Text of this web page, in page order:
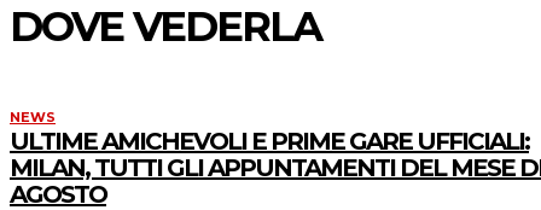
DOVE VEDERLA
NEWS
ULTIME AMICHEVOLI E PRIME GARE UFFICIALI:
MILAN, TUTTI GLI APPUNTAMENTI DEL MESE
AGOSTO